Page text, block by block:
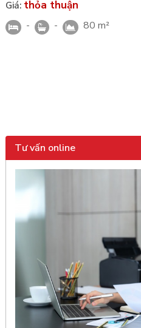
Giá: thỏa thuận
- - 80 m²
Tư vấn online